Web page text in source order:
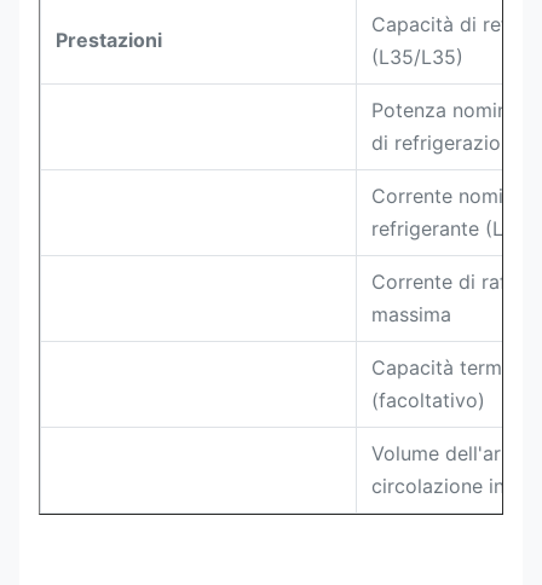
Prestazioni
Capacità di
(L35/L35)
Potenza
di refrigerazione
Corrente
refrigerante (L35/
Corrente di
massima
Capacità termica
(facoltativo)
Volume dell'aria
circolazione